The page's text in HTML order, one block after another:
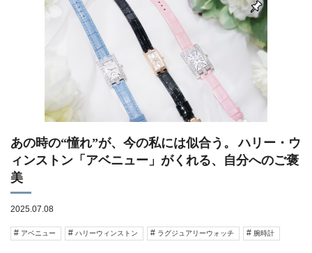
あの時の“憧れ”が、今の私には似合う。 ハリー・ウ
ィンストン「アベニュー」がくれる、自分へのご褒
美
2025.07.08
アベニュー ハリーウィンストン ラグジュアリーウォッチ 腕時計